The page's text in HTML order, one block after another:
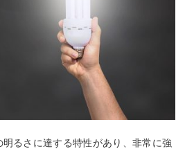
るさに達する特性があり、非常に強